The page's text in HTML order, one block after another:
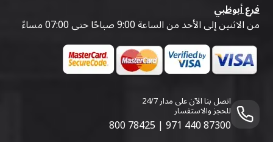
فرع أبوظبي
من الاثنين إلى الأحد من الساعة 9:00 صباحًا حتى 07:00 مساءً
اتصل بنا الآن على مدار 24/7
للحجز والاستفسار
800 78425 | 971 440 87300